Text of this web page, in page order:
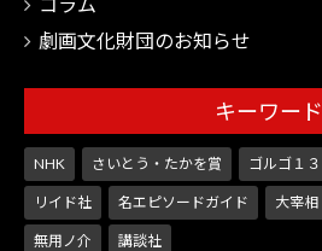
劇画文化財団のお知らせ
キーワード
NHK さいとう・たかを賞 ゴルゴ１３
リイド社 名エピソードガイド 大宰相
無用ノ介 講談社